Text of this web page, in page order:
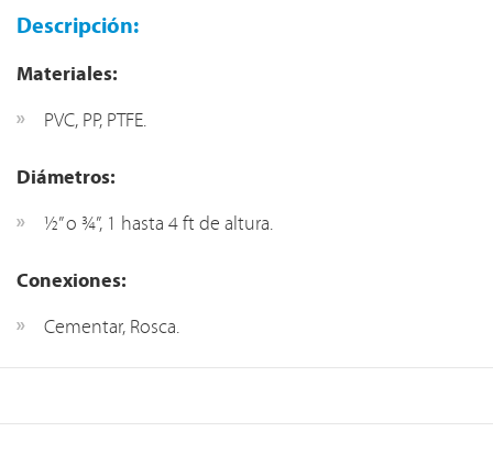
Descripción:
Materiales:
PVC, PP, PTFE.
Diámetros:
½” o ¾”, 1 hasta 4 ft de altura.
Conexiones:
Cementar, Rosca.